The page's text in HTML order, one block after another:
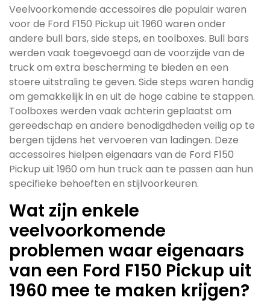
Veelvoorkomende accessoires die populair waren
voor de Ford F150 Pickup uit 1960 waren onder
andere bull bars, side steps, en toolboxes. Bull bars
werden vaak toegevoegd aan de voorzijde van de
truck om extra bescherming te bieden en een
stoere uitstraling te geven. Side steps waren handig
om gemakkelijk in en uit de hoge cabine te stappen.
Toolboxes werden vaak achterin geplaatst om
gereedschap en andere benodigdheden veilig op te
bergen tijdens het vervoeren van ladingen. Deze
accessoires hielpen eigenaars van de Ford F150
Pickup uit 1960 om hun truck aan te passen aan hun
specifieke behoeften en stijlvoorkeuren.
Wat zijn enkele
veelvoorkomende
problemen waar eigenaars
van een Ford F150 Pickup uit
1960 mee te maken krijgen?